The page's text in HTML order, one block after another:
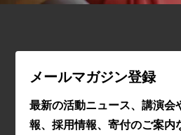
メールマガジン登録
最新の活動ニュース、講演会
報、採用情報、寄付のご案内